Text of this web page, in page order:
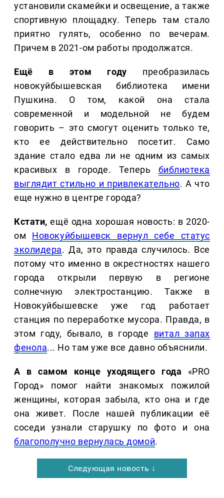
установили скамейки и освещение, а также
спортивную площадку. Теперь там стало
приятно гулять, особенно по вечерам.
Причем в 2021-ом работы продолжатся.
Ещё в этом году преобразилась
новокуйбышевская библиотека имени
Пушкина. О том, какой она стала
современной и модельной не будем
говорить – это смогут оценить только те,
кто ее действительно посетит. Само
здание стало едва ли не одним из самых
красивых в городе. Теперь библиотека
выглядит стильно и привлекательно. А что
еще нужно в центре города?
Кстати,ещё одна хорошая новость: в 2020-
ом Новокуйбышевск вернул себе статус
эколидера. Да, это правда случилось. Все
потому что именно в окрестностях нашего
города открыли первую в регионе
солнечную электростанцию. Также в
Новокуйбышевске уже год работает
станция по переработке мусора. Правда, в
этом году, бывало, в городе витал запах
фенола... Но там уже все давно объяснили.
А в самом конце уходящего года «PRO
Город» помог найти знакомых пожилой
женщины, которая забыла, кто она и где
она живет. После нашей публикации её
соседи узнали старушку по фото и она
благополучно вернулась домой.
Следующая новость ↓